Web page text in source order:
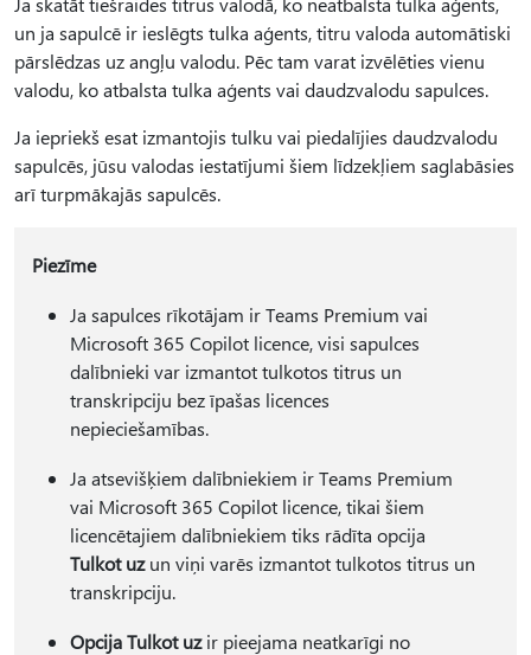
un ja sapulcē ir ieslēgts tulka aģents, titru valoda automātiski
pārslēdzas uz angļu valodu. Pēc tam varat izvēlēties vienu
valodu, ko atbalsta tulka aģents vai daudzvalodu sapulces.
Ja iepriekš esat izmantojis tulku vai piedalījies daudzvalodu
sapulcēs, jūsu valodas iestatījumi šiem līdzekļiem saglabāsies
arī turpmākajās sapulcēs.
Piezīme
Ja sapulces rīkotājam ir Teams Premium vai
Microsoft 365 Copilot licence, visi sapulces
dalībnieki var izmantot tulkotos titrus un
transkripciju bez īpašas licences
nepieciešamības.
Ja atsevišķiem dalībniekiem ir Teams Premium
vai Microsoft 365 Copilot licence, tikai šiem
licencētajiem dalībniekiem tiks rādīta opcija
Tulkot uzun viņi varēs izmantot tulkotos titrus un
transkripciju.
Opcija Tulkot uzir pieejama neatkarīgi no